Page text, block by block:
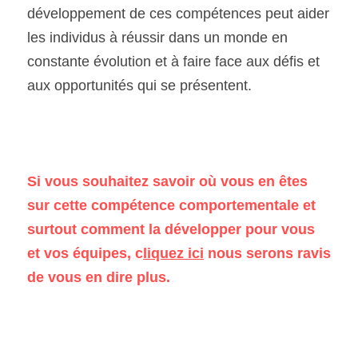
développement de ces compétences peut aider
les individus à réussir dans un monde en
constante évolution et à faire face aux défis et
aux opportunités qui se présentent.
Si vous souhaitez savoir où vous en êtes
sur cette compétence comportementale et
surtout comment la développer pour vous
et vos équipes, c liquez ici nous serons ravis
de vous en dire plus.